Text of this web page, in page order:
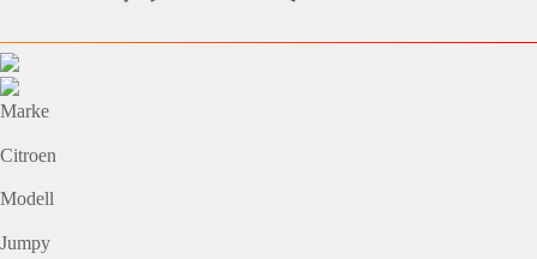
Marke
Citroen
Modell
Jumpy